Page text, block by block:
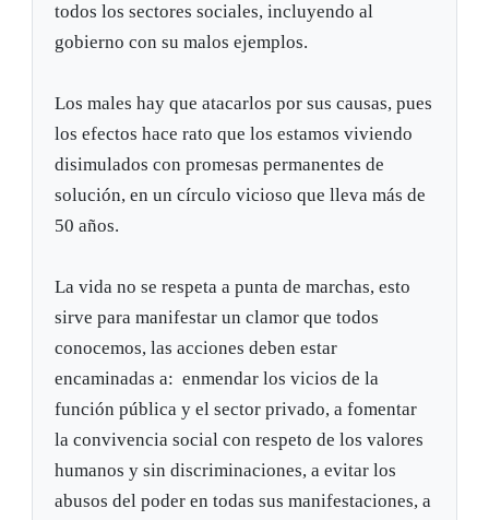
todos los sectores sociales, incluyendo al
gobierno con su malos ejemplos.
Los males hay que atacarlos por sus causas, pues
los efectos hace rato que los estamos viviendo
disimulados con promesas permanentes de
solución, en un círculo vicioso que lleva más de
50 años.
La vida no se respeta a punta de marchas, esto
sirve para manifestar un clamor que todos
conocemos, las acciones deben estar
encaminadas a: enmendar los vicios de la
función pública y el sector privado, a fomentar
la convivencia social con respeto de los valores
humanos y sin discriminaciones, a evitar los
abusos del poder en todas sus manifestaciones, a